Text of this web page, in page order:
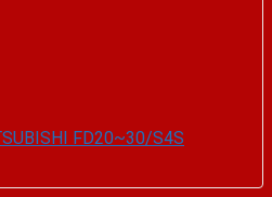
FD20~30/S4S